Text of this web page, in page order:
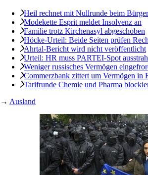
Heil rechnet mit ­Nullrunde beim
Modekette Esprit meldet Insolvenz an
Familie trotz Kirchenasyl abgeschoben
Höcke-Urteil: Beide Seiten prüfen
Ahrtal-Bericht wird nicht veröffentlicht
Urteil: HR muss PARTEI-Spot
Weniger russisches Vermögen
Commerzbank zittert um Vermögen in
Tarifrunde Chemie und Pharma
→ Ausland